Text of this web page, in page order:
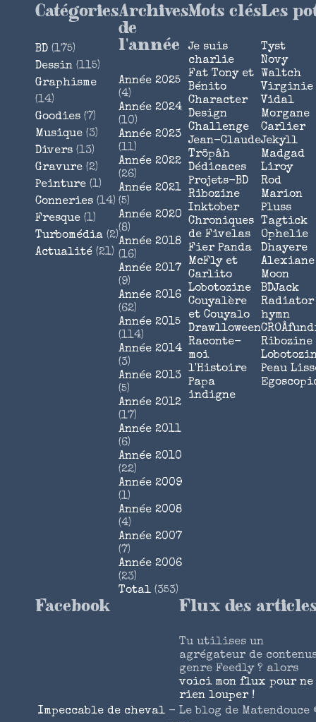
Catégories
BD (175)
Dessin (115)
Graphisme
(14)
Goodies (7)
Musique (3)
Divers (13)
Gravure (2)
Peinture (1)
Conneries (14)
Fresque (1)
Turbomédia (2)
Actualité (21)
Archives
de
l'année
Année 2025
(4)
Année 2024
(10)
Année 2023
(11)
Année 2022
(26)
Année 2021
(5)
Année 2020
(8)
Année 2018
(16)
Année 2017
(9)
Année 2016
(62)
Année 2015
(114)
Année 2014
(3)
Année 2013
(5)
Année 2012
(17)
Année 2011
(6)
Année 2010
(22)
Année 2009
(1)
Année 2008
(4)
Année 2007
(7)
Année 2006
(23)
Total (353)
Mots clés
Je suis
charlie
Fat Tony et
Bénito
Character
Design
Challenge
Jean-Claude
Tröpâh
Dédicaces
Projets-BD
Ribozine
Inktober
Chroniques
de Fivelas
Fier Panda
McFly et
Carlito
Lobotozine
Couyalère
et Couyalo
Drawlloween
Raconte-
moi
l'Histoire
Papa
indigne
Les
Tyst
Novy
Waltch
Virginie
Vidal
Morgane
Carlier
Jekyll
Madgad
Liroy
Rod
Marion
Pluss
Tagtick
Ophelie
Dhayere
Alexiane
Moon
BDJack
Radiator
hymn
Ribozine
Peau
Facebook Flux des
Tu utilises un
agrégateur de
genre Feedly ? alors
voici mon flux pour ne
rien louper !
Impeccable de cheval - Le blog de Matendouce